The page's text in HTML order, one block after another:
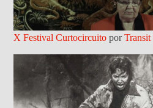
X Festival CurtocircuitoporTransit